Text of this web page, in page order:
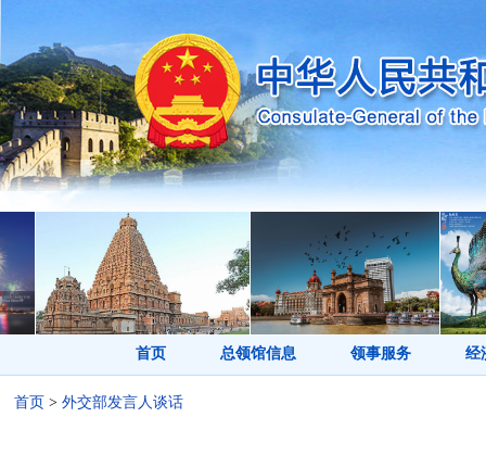
首页 总领馆信息 领事服务 经
首页 > 外交部发言人谈话